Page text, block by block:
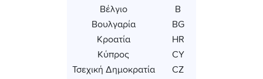
Βέλγιο
Β
Βουλγαρία
BG
Κροατία
HR
Κύπρος
CY
Τσεχική Δημοκρατία
CZ